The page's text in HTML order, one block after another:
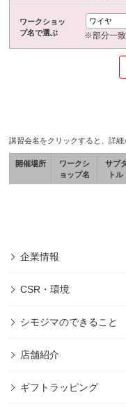
ワークショッ
プ名で選ぶ
※部分一
講習会名をクリックすると、詳
開催場所
ワークシ
ョップ名
サブ
ト
企業情報
CSR・環境
シモジマのできること
店舗紹介
ギフトラッピング